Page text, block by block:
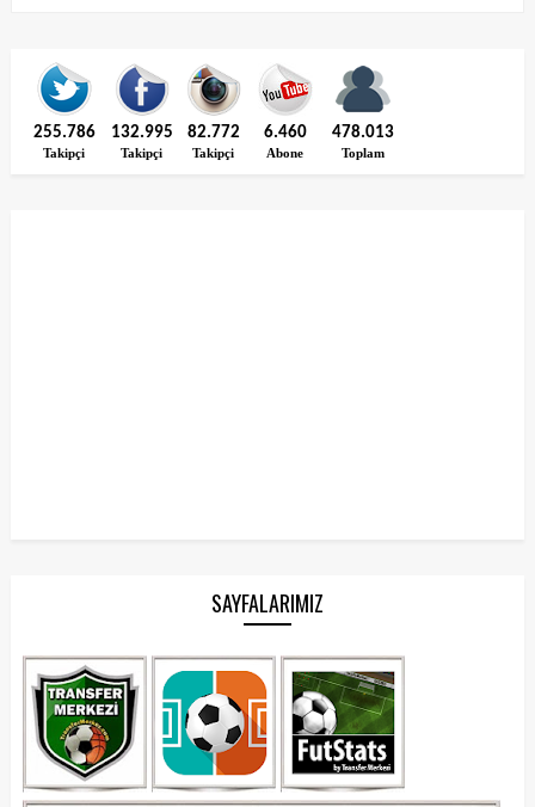
255.786
Takipçi
132.995
Takipçi
82.772
Takipçi
6.460
Abone
478.013
Toplam
SAYFALARIMIZ